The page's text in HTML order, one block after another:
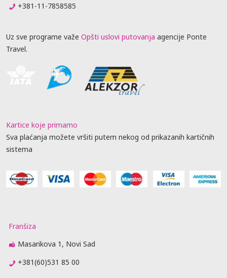
+381-11-7858585
Uz sve programe važe Opšti uslovi putovanja agencije Ponte
Travel.
Kartice koje primamo
Sva plaćanja možete vršiti putem nekog od prikazanih kartičnih
sistema
Franšiza
Masarikova 1, Novi Sad
+381(60)531 85 00